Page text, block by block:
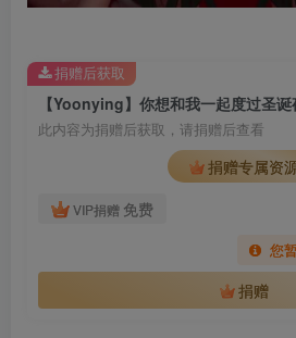
【Yoonying】你想和我一起度过圣诞
此内容为捐赠后获取，请捐赠后查看
捐赠专属资
VIP捐赠 免费
您
捐赠
捐赠后获取